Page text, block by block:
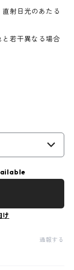
射日光のあたる
と若干異なる場合
け
通報する